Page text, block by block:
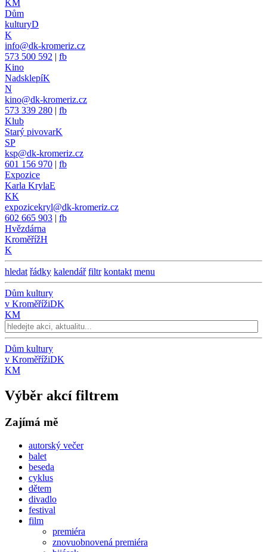
KM
Dům
kulturyD
K
info@dk-kromeriz.cz
573 500 592 | fb
Kino
NadsklepíK
N
kino@dk-kromeriz.cz
573 339 280 | fb
Klub
Starý pivovarK
SP
ksp@dk-kromeriz.cz
601 156 970 | fb
Expozice
Karla KrylaE
KK
expozicekryl@dk-kromeriz.cz
602 665 903 | fb
Hvězdárna
KroměřížH
K
hledat řádky kalendář filtr kontakt menu
Dům kultury
v KroměřížiDK
KM
Dům kultury
v KroměřížiDK
KM
Výběr akcí filtrem
Zajímá mě
autorský večer
balet
beseda
cyklus
dětem
divadlo
festival
film
premiéra
znovuobnovená premiéra